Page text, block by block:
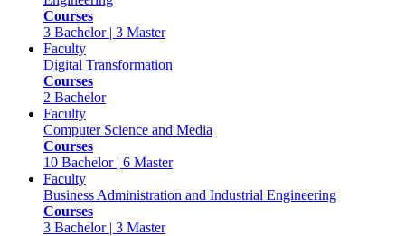
Courses
3 Bachelor | 3 Master
Faculty
Digital Transformation
Courses
2 Bachelor
Faculty
Computer Science and Media
Courses
10 Bachelor | 6 Master
Faculty
Business Administration and Industrial Engineering
Courses
3 Bachelor | 3 Master